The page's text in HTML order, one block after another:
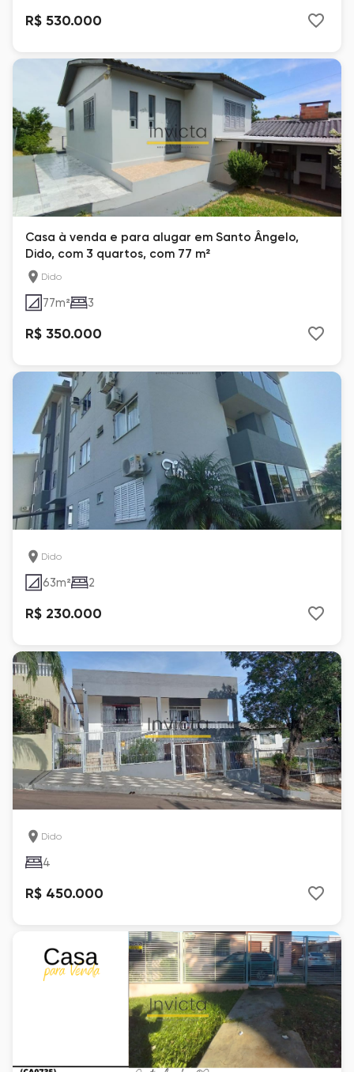
R$ 530.000
Casa à venda e para alugar em Santo Ângelo,
Dido, com 3 quartos, com 77 m²
Dido
77m² 3
R$ 350.000
Dido
63m² 2
R$ 230.000
Dido
4
R$ 450.000